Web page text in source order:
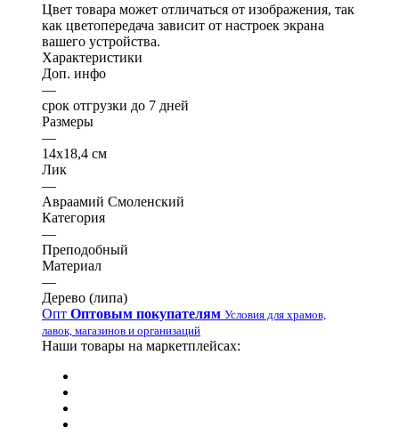
Цвет товара может отличаться от изображения, так
как цветопередача зависит от настроек экрана
вашего устройства.
Характеристики
Доп. инфо
—
срок отгрузки до 7 дней
Размеры
—
14х18,4 см
Лик
—
Авраамий Смоленский
Категория
—
Преподобный
Материал
—
Дерево (липа)
Опт Оптовым покупателям Условия для храмов,
лавок, магазинов и организаций
Наши товары на маркетплейсах: